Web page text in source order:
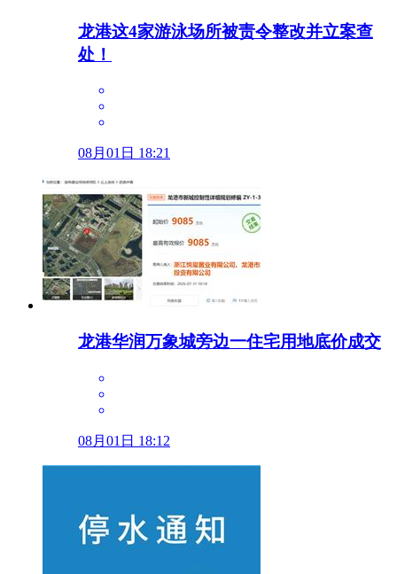
龙港这4家游泳场所被责令整改并立案查
处！
08月01日 18:21
龙港华润万象城旁边一住宅用地底价成交
08月01日 18:12